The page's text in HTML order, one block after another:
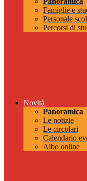
Famiglie e
Personale
Percorsi di
Novità
Panoramica
Le notizie
Le circolari
Calendario
Albo online